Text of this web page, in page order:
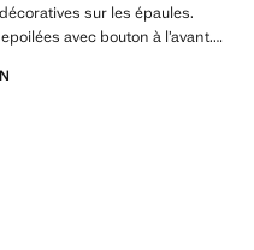
sur les épaules.
avec bouton à l’avant.
bas. Produit en solde